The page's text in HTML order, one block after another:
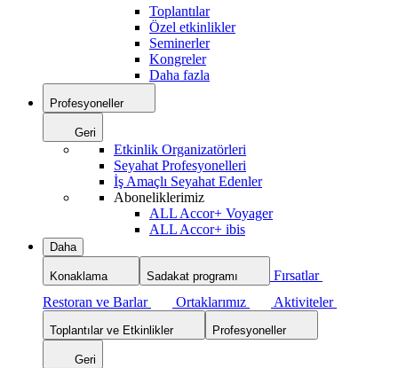
Toplantılar
Özel etkinlikler
Seminerler
Kongreler
Daha fazla
Profesyoneller
Geri
Etkinlik Organizatörleri
Seyahat Profesyonelleri
İş Amaçlı Seyahat Edenler
Aboneliklerimiz
ALL Accor+ Voyager
ALL Accor+ ibis
Daha
Konaklama Sadakat programı
Fırsatlar
Restoran ve Barlar
Ortaklarımız Aktiviteler
Toplantılar ve Etkinlikler Profesyoneller
Geri